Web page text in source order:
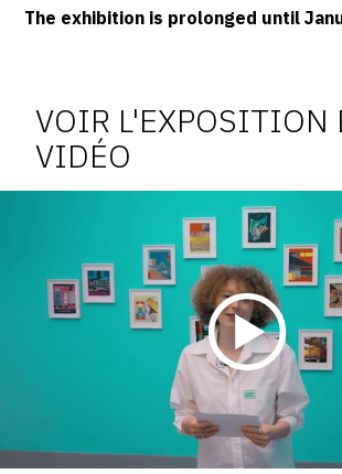
The exhibition is prolonged until
l'exposition
VOIR L'EXPOSITION
VIDÉO